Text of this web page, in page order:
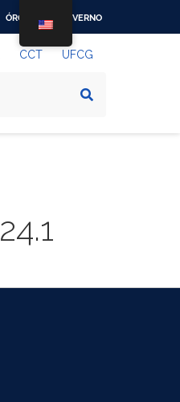
ÓRGÃOS DO GOVERNO
CCT UFCG